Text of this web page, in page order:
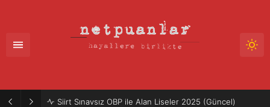
Mütercim Atama Puanları 2025-2026 | Merkezi Atama